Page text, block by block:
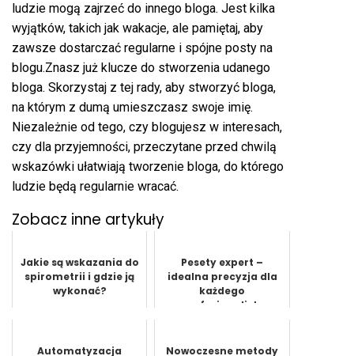
ludzie mogą zajrzeć do innego bloga. Jest kilka
wyjątków, takich jak wakacje, ale pamiętaj, aby
zawsze dostarczać regularne i spójne posty na
blogu.Znasz już klucze do stworzenia udanego
bloga. Skorzystaj z tej rady, aby stworzyć bloga,
na którym z dumą umieszczasz swoje imię.
Niezależnie od tego, czy blogujesz w interesach,
czy dla przyjemności, przeczytane przed chwilą
wskazówki ułatwiają tworzenie bloga, do którego
ludzie będą regularnie wracać.
Zobacz inne artykuły
Jakie są wskazania do
spirometrii i gdzie ją
wykonać?
Pesety expert –
idealna precyzja dla
każdego
profesjonalisty
Automatyzacja
Nowoczesne metody